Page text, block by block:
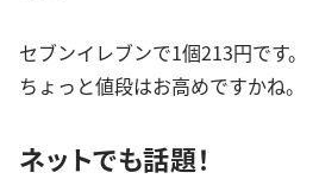
セブンイレブンで1個213円です。
ちょっと値段はお高めですかね。
ネットでも話題！